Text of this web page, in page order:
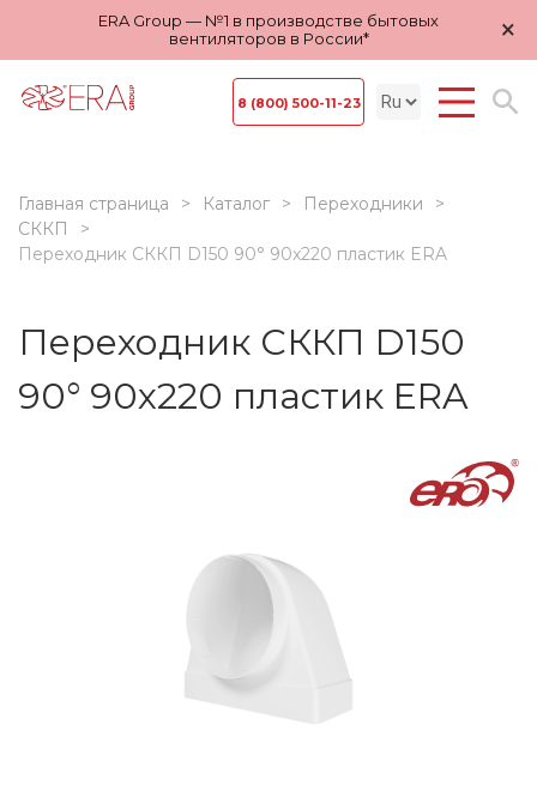
ERA Group — №1 в производстве бытовых
вентиляторов в России*
×
8 (800) 500-11-23
Главная страница Каталог
Переходники
СККП
Переходник СККП D150 90° 90х220 пластик ERA
Переходник СККП D150
90° 90х220 пластик ERA